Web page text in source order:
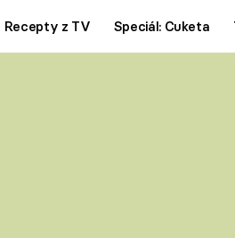
Recepty z TV Speciál: Cuketa